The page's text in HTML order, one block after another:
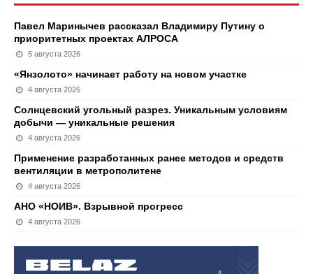
Павел Маринычев рассказал Владимиру Путину о
приоритетных проектах АЛРОСА
5 августа 2026
«Янзолото» начинает работу на новом участке
4 августа 2026
Солнцевский угольный разрез. Уникальным условиям
добычи — уникальные решения
4 августа 2026
Применение разработанных ранее методов и средств
вентиляции в метрополитене
4 августа 2026
АНО «НОИВ». Взрывной прогресс
4 августа 2026